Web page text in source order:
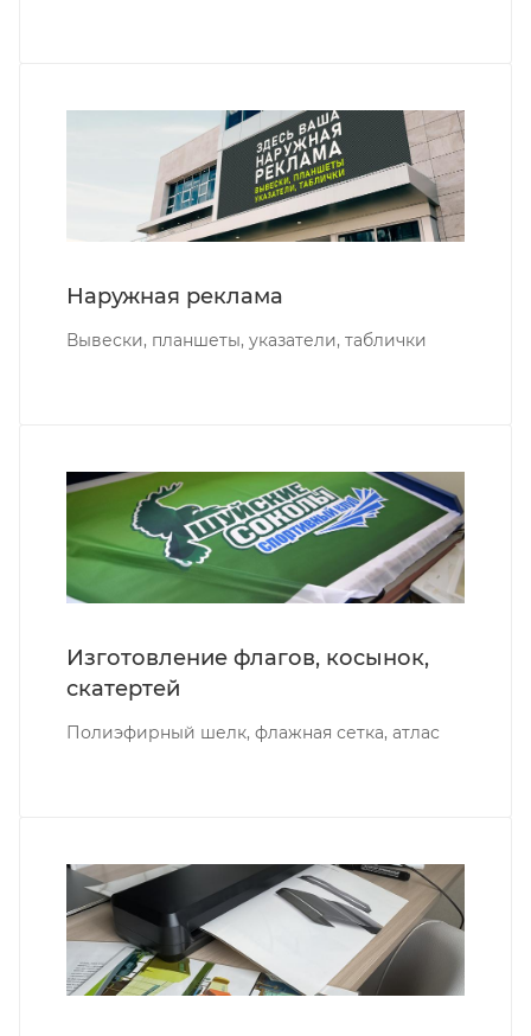
Наружная реклама
Вывески, планшеты, указатели, таблички
Изготовление флагов, косынок,
скатертей
Полиэфирный шелк, флажная сетка, атлас